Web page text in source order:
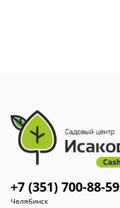
+7 (351) 700-88-59
Челябинск